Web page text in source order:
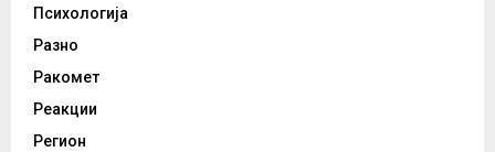
Психологија
Разно
Ракомет
Реакции
Регион